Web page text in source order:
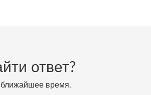
ответ?
время.